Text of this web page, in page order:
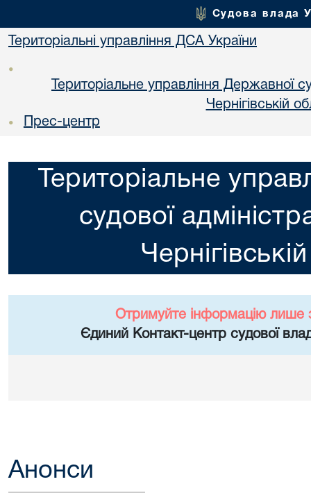
Судова влада
Територіальні управління ДСА України
•
Територіальне управління Державної
Чернiгiвській
• Прес-центр
Територіальне
судової
Отримуйте інформацію лише
Єдиний Контакт-центр судової
Анонси